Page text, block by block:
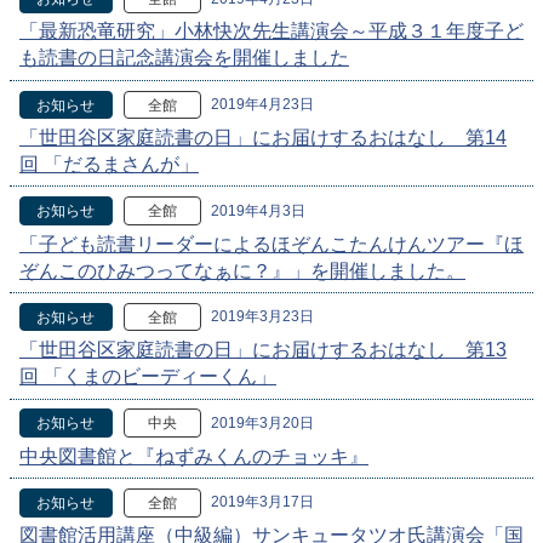
「最新恐竜研究」小林快次先生講演会～平成３１年度子ど
も読書の日記念講演会を開催しました
お知らせ 全館 2019年4月23日
「世田谷区家庭読書の日」にお届けするおはなし 第14
回 「だるまさんが」
お知らせ 全館 2019年4月3日
「子ども読書リーダーによるほぞんこたんけんツアー『ほ
ぞんこのひみつってなぁに？』」を開催しました。
お知らせ 全館 2019年3月23日
「世田谷区家庭読書の日」にお届けするおはなし 第13
回 「くまのビーディーくん」
お知らせ 中央 2019年3月20日
中央図書館と『ねずみくんのチョッキ』
お知らせ 全館 2019年3月17日
図書館活用講座（中級編）サンキュータツオ氏講演会「国